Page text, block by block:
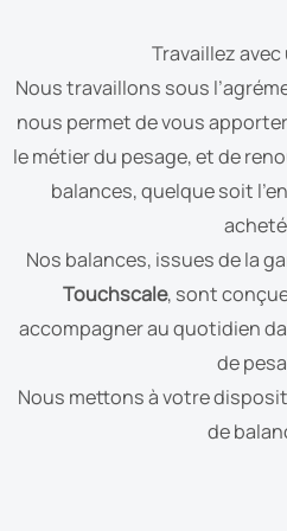
Travaillez
Nous travaillons sous
nous permet de vous
le métier du pesage, et de
balances, quelque soit
Nos balances, issues de la
Touchscale, sont
accompagner au quotidien
de
Nous mettons à votre
de